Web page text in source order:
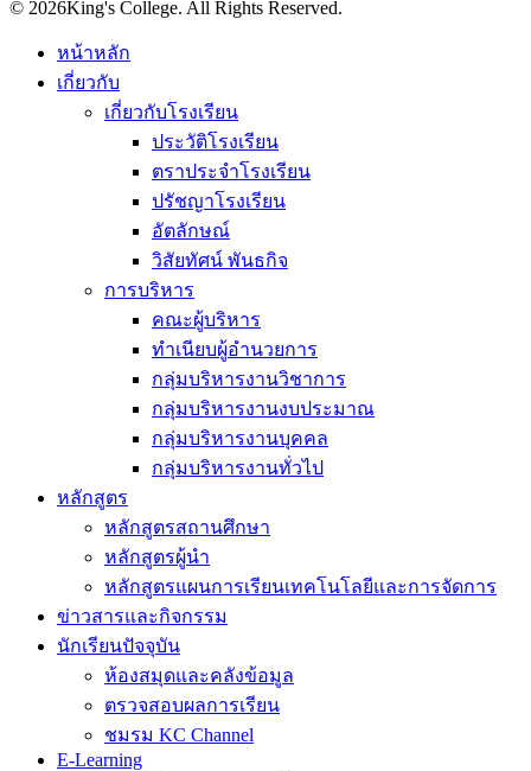
© 2026King's College. All Rights Reserved.
หน้าหลัก
เกี่ยวกับ
เกี่ยวกับโรงเรียน
ประวัติโรงเรียน
ตราประจำโรงเรียน
ปรัชญาโรงเรียน
อัตลักษณ์
วิสัยทัศน์ พันธกิจ
การบริหาร
คณะผู้บริหาร
ทำเนียบผู้อำนวยการ
กลุ่มบริหารงานวิชาการ
กลุ่มบริหารงานงบประมาณ
กลุ่มบริหารงานบุคคล
กลุ่มบริหารงานทั่วไป
หลักสูตร
หลักสูตรสถานศึกษา
หลักสูตรผู้นำ
หลักสูตรแผนการเรียนเทคโนโลยีและการจัดการ
ข่าวสารและกิจกรรม
นักเรียนปัจจุบัน
ห้องสมุดและคลังข้อมูล
ตรวจสอบผลการเรียน
ชมรม KC Channel
E-Learning